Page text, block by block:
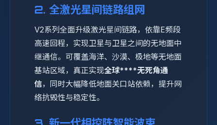
2. 全激光星间链路组网
V2系列全面升级激光星间链路，依靠E频段
高速回程，实现卫星与卫星之间的无地面中
继通信。可覆盖海洋、沙漠、极地等无地面
基站区域，真正实现全球****无死角通
信，同时大幅降低地面关口站依赖，提升网
络抗毁性与稳定性。